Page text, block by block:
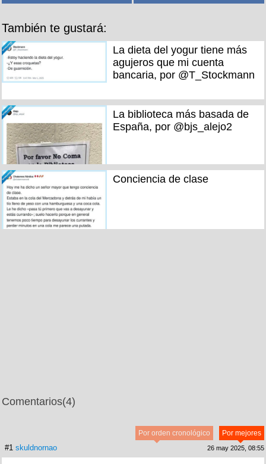
También te gustará:
La dieta del yogur tiene más
agujeros que mi cuenta
bancaria, por @T_Stockmann
La biblioteca más basada de
España, por @bjs_alejo2
Conciencia de clase
Comentarios(4)
Por mejores
Por orden cronológico
#1 skuldnornao 26 may 2025, 08:55